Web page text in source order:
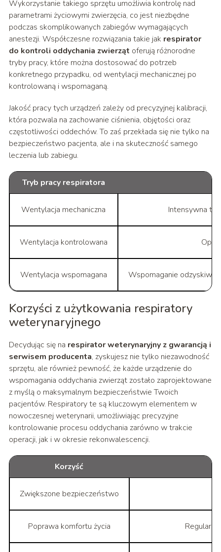
Wykorzystanie takiego sprzętu umożliwia kontrolę nad
parametrami życiowymi zwierzęcia, co jest niezbędne
podczas skomplikowanych zabiegów wymagających
anestezji. Współczesne rozwiązania takie jak respirator
do kontroli oddychania zwierząt oferują różnorodne
tryby pracy, które można dostosować do potrzeb
konkretnego przypadku, od wentylacji mechanicznej po
kontrolowaną i wspomaganą.
Jakość pracy tych urządzeń zależy od precyzyjnej kalibracji,
która pozwala na zachowanie ciśnienia, objętości oraz
częstotliwości oddechów. To zaś przekłada się nie tylko na
bezpieczeństwo pacjenta, ale i na skuteczność samego
leczenia lub zabiegu.
Tryb pracy respiratora
Wentylacja mechaniczna Intensywna
Wentylacja kontrolowana
Wentylacja wspomagana Wspomaganie
Korzyści z użytkowania respiratory
weterynaryjnego
Decydując się na respirator weterynaryjny z gwarancją i
serwisem producenta, zyskujesz nie tylko niezawodność
sprzętu, ale również pewność, że każde urządzenie do
wspomagania oddychania zwierząt zostało zaprojektowane
z myślą o maksymalnym bezpieczeństwie Twoich
pacjentów. Respiratory te są kluczowym elementem w
nowoczesnej weterynarii, umożliwiając precyzyjne
kontrolowanie procesu oddychania zarówno w trakcie
operacji, jak i w okresie rekonwalescencji.
Korzyść
Zwiększone bezpieczeństwo
Poprawa komfortu życia